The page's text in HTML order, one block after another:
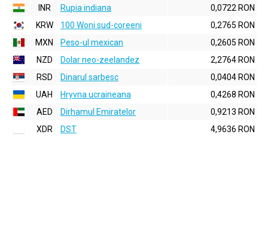
INR
Rupia indiana
0,0722 RON
KRW
100 Woni sud-coreeni
0,2765 RON
MXN
Peso-ul mexican
0,2605 RON
NZD
Dolar neo-zeelandez
2,2764 RON
RSD
Dinarul sarbesc
0,0404 RON
UAH
Hryvna ucraineana
0,4268 RON
AED
Dirhamul Emiratelor
0,9213 RON
XDR
DST 4,9636 RON